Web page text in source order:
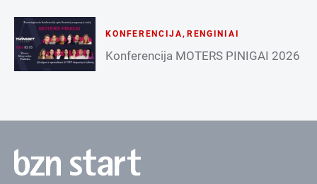
KONFERENCIJA , RENGINIAI
Konferencija MOTERS PINIGAI 2026